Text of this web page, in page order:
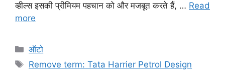
व्हील्स इसकी प्रीमियम पहचान को और मजबूत करते हैं, … Read
more
Categories
ऑटो
Tags
Remove term: Tata Harrier Petrol Design